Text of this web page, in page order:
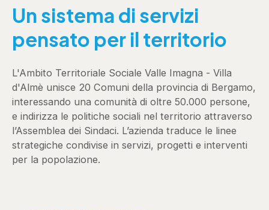
Un sistema di servizi
pensato per il territorio
L'Ambito Territoriale Sociale Valle Imagna - Villa
d'Almè unisce 20 Comuni della provincia di Bergamo,
interessando una comunità di oltre 50.000 persone,
e indirizza le politiche sociali nel territorio attraverso
l’Assemblea dei Sindaci. L’azienda traduce le linee
strategiche condivise in servizi, progetti e interventi
per la popolazione.